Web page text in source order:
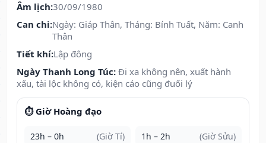
Âm lịch:30/09/1980
Can chi:Ngày: Giáp Thân, Tháng: Bính Tuất, Năm: Canh
Thân
Tiết khí:Lập đông
Ngày Thanh Long Túc: Đi xa không nên, xuất hành
xấu, tài lộc không có, kiện cáo cũng đuối lý
⏱️ Giờ Hoàng đạo
23h – 0h (Giờ Tí) 1h – 2h (Giờ Sửu)